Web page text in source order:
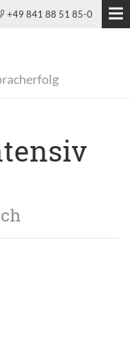
+49 841 88 51 85-0